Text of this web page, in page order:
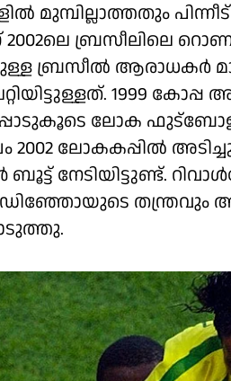
മുമ്പില്ലാത്തതും
ബ്രസീലിലെ
ബ്രസീൽ ആരാധകർ
1999
ലാേക
ലോകകപ്പിൽ
നേടിയിട്ടുണ്ട്.
തന്ത്രവും